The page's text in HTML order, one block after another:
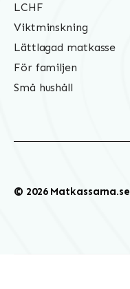
LCHF
Viktminskning
Lättlagad matkasse
För familjen
Små hushåll
© 2026 Matkassarna.se